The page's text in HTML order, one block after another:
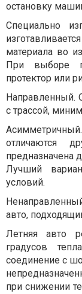
остановку
Специально
материала во
При выборе
протектор или
Направленный.
с трассой,
отличаются
предназначена
Лучший
условий.
авто,
Летняя авто
градусов
соединение с
при снижении